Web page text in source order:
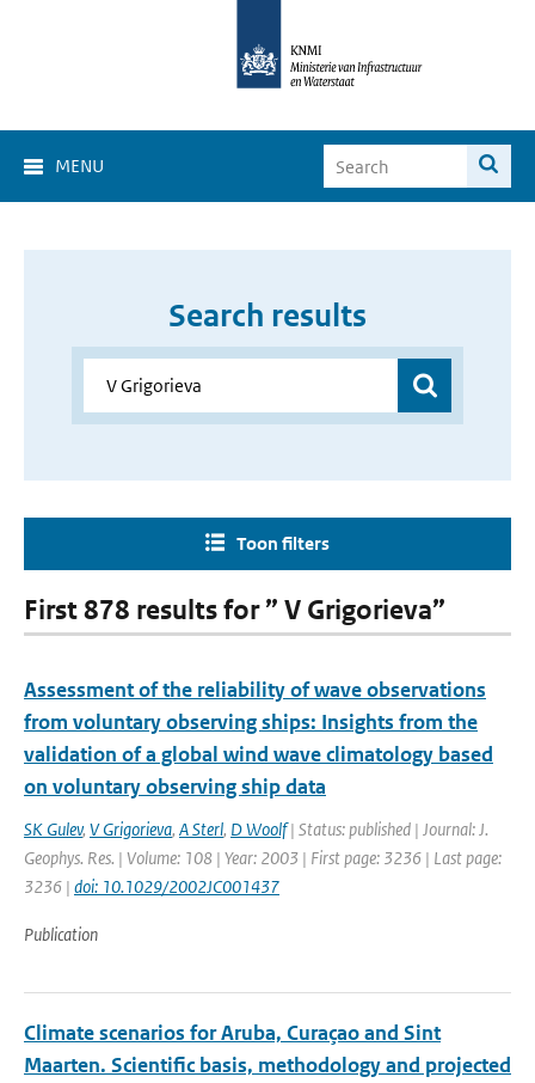
MENU
Search results
Toon filters
First 878 results for ” V Grigorieva”
Assessment of the reliability of wave observations
from voluntary observing ships: Insights from the
validation of a global wind wave climatology based
on voluntary observing ship data
SK Gulev, V Grigorieva, A Sterl, D Woolf| Status: published | Journal: J.
Geophys. Res. | Volume: 108 | Year: 2003 | First page: 3236 | Last page:
3236 | doi: 10.1029/2002JC001437
Publication
Climate scenarios for Aruba, Curaçao and Sint
Maarten. Scientific basis, methodology and projected